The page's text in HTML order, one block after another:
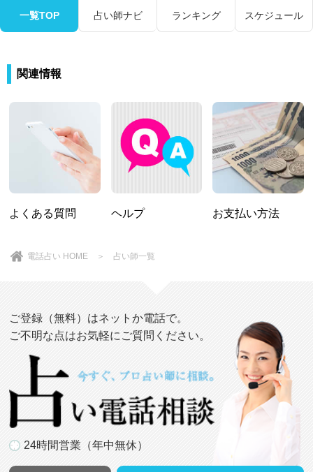
一覧TOP 占い師ナビ ランキング スケジュール
関連情報
よくある質問 ヘルプ お支払い方法
電話占い HOME ＞ 占い師一覧
ご登録（無料）はネットか電話で。
ご不明な点はお気軽にご質問ください。
24時間営業（年中無休）